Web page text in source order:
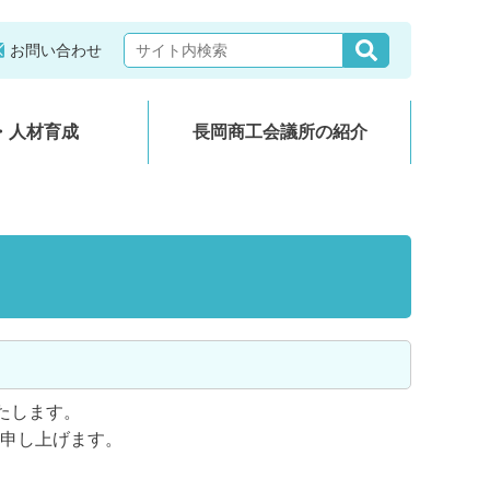
お問い合わせ
人材育成 長岡商工会議所の紹介
ます。
し上げます。